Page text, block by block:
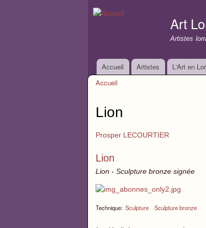
Art
Artistes
Menu principal
Accueil Artistes L'Art en
Accueil
Lion
Prosper LECOURTIER
Lion
Lion - Sculpture bronze signée
Technique: Sculpture Sculpture bronze